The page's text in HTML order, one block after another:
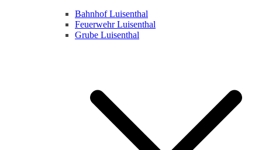
Bahnhof Luisenthal
Feuerwehr Luisenthal
Grube Luisenthal